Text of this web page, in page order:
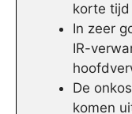
korte tijd
In zeer
IR-
De
komen